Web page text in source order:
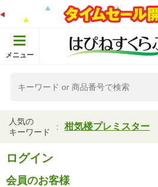
メニュー
人気の
キーワード
柑気楼プレミスター
ログイン
会員のお客様